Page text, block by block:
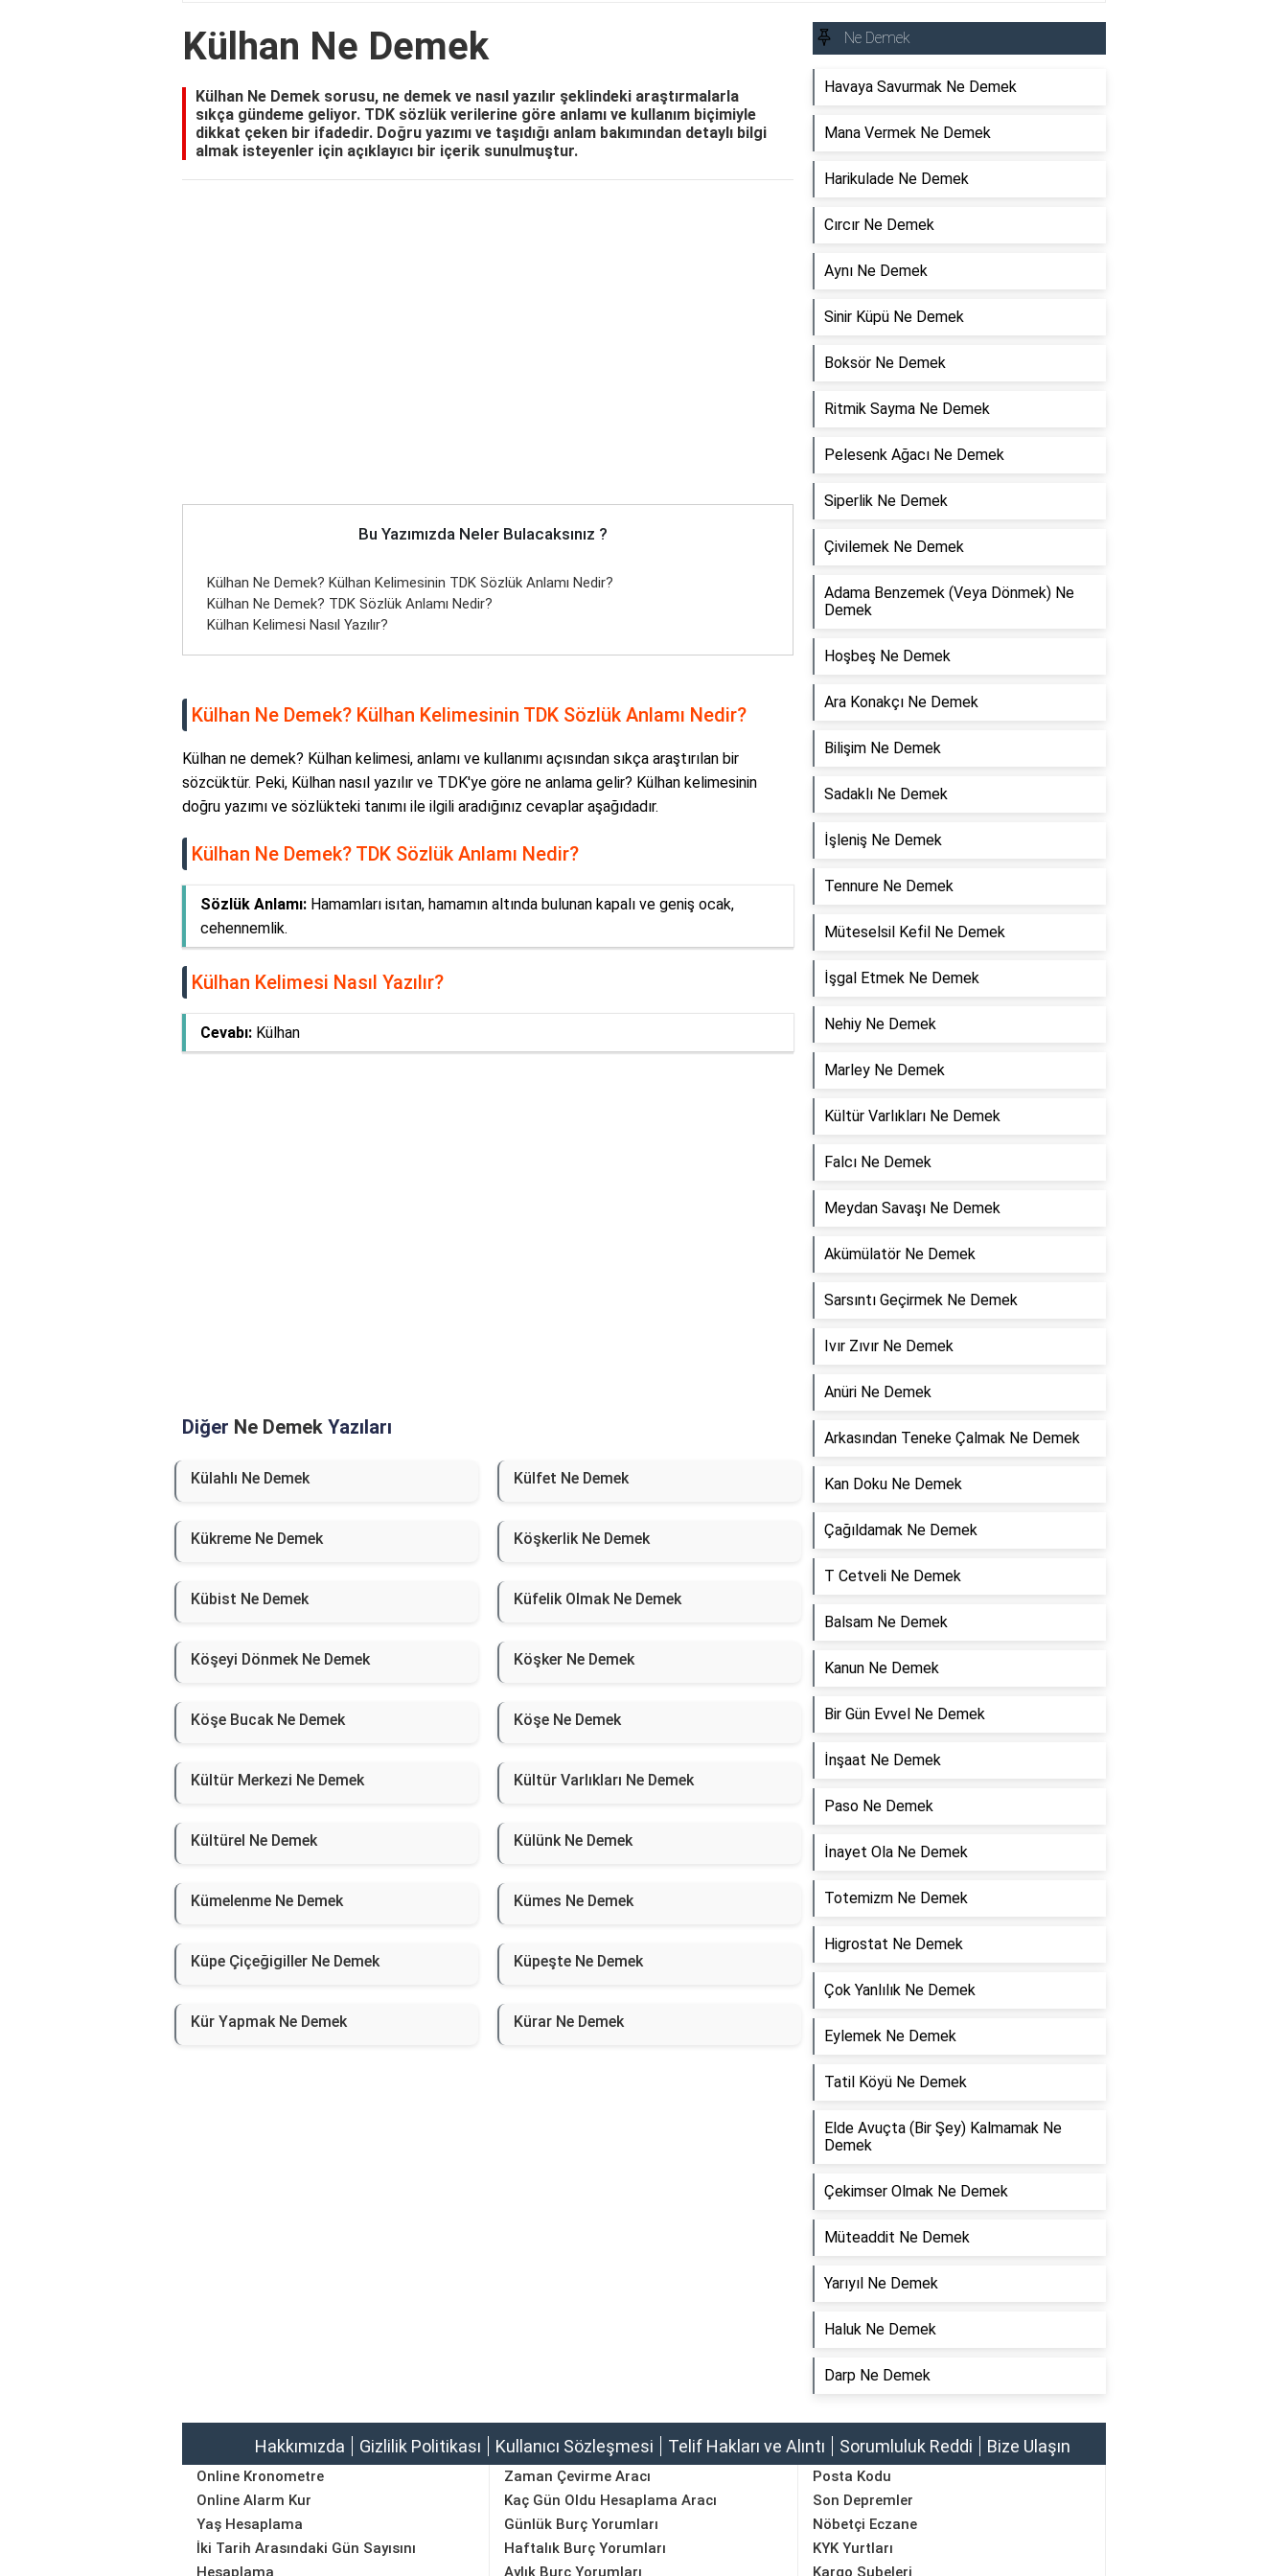
Külhan Ne Demek
Külhan Ne Demek sorusu, ne demek ve nasıl yazılır şeklindeki araştırmalarla
sıkça gündeme geliyor. TDK sözlük verilerine göre anlamı ve kullanım biçimiyle
dikkat çeken bir ifadedir. Doğru yazımı ve taşıdığı anlam bakımından detaylı bilgi
almak isteyenler için açıklayıcı bir içerik sunulmuştur.
Bu Yazımızda Neler Bulacaksınız ?
Külhan Ne Demek? Külhan Kelimesinin TDK Sözlük Anlamı Nedir?
Külhan Ne Demek? TDK Sözlük Anlamı Nedir?
Külhan Kelimesi Nasıl Yazılır?
Külhan Ne Demek? Külhan Kelimesinin TDK Sözlük Anlamı Nedir?
Külhan ne demek? Külhan kelimesi, anlamı ve kullanımı açısından sıkça araştırılan bir
sözcüktür. Peki, Külhan nasıl yazılır ve TDK'ye göre ne anlama gelir? Külhan kelimesinin
doğru yazımı ve sözlükteki tanımı ile ilgili aradığınız cevaplar aşağıdadır.
Külhan Ne Demek? TDK Sözlük Anlamı Nedir?
Sözlük Anlamı: Hamamları isıtan, hamamın altında bulunan kapalı ve geniş ocak,
cehennemlik.
Külhan Kelimesi Nasıl Yazılır?
Cevabı: Külhan
Diğer Ne Demek Yazıları
Külahlı Ne Demek Külfet Ne Demek
Kükreme Ne Demek Köşkerlik Ne Demek
Kübist Ne Demek Küfelik Olmak Ne Demek
Köşeyi Dönmek Ne Demek Köşker Ne Demek
Köşe Bucak Ne Demek Köşe Ne Demek
Kültür Merkezi Ne Demek Kültür Varlıkları Ne Demek
Kültürel Ne Demek Külünk Ne Demek
Kümelenme Ne Demek Kümes Ne Demek
Küpe Çiçeğigiller Ne Demek Küpeşte Ne Demek
Kür Yapmak Ne Demek Kürar Ne Demek
Ne Demek
Havaya Savurmak Ne Demek
Mana Vermek Ne Demek
Harikulade Ne Demek
Cırcır Ne Demek
Aynı Ne Demek
Sinir Küpü Ne Demek
Boksör Ne Demek
Ritmik Sayma Ne Demek
Pelesenk Ağacı Ne Demek
Siperlik Ne Demek
Çivilemek Ne Demek
Adama Benzemek (Veya Dönmek) Ne
Demek
Hoşbeş Ne Demek
Ara Konakçı Ne Demek
Bilişim Ne Demek
Sadaklı Ne Demek
İşleniş Ne Demek
Tennure Ne Demek
Müteselsil Kefil Ne Demek
İşgal Etmek Ne Demek
Nehiy Ne Demek
Marley Ne Demek
Kültür Varlıkları Ne Demek
Falcı Ne Demek
Meydan Savaşı Ne Demek
Akümülatör Ne Demek
Sarsıntı Geçirmek Ne Demek
Ivır Zıvır Ne Demek
Anüri Ne Demek
Arkasından Teneke Çalmak Ne Demek
Kan Doku Ne Demek
Çağıldamak Ne Demek
T Cetveli Ne Demek
Balsam Ne Demek
Kanun Ne Demek
Bir Gün Evvel Ne Demek
İnşaat Ne Demek
Paso Ne Demek
İnayet Ola Ne Demek
Totemizm Ne Demek
Higrostat Ne Demek
Çok Yanlılık Ne Demek
Eylemek Ne Demek
Tatil Köyü Ne Demek
Elde Avuçta (Bir Şey) Kalmamak Ne
Demek
Çekimser Olmak Ne Demek
Müteaddit Ne Demek
Yarıyıl Ne Demek
Haluk Ne Demek
Darp Ne Demek
Hakkımızda Gizlilik Politikası Kullanıcı Sözleşmesi Telif Hakları ve Alıntı Sorumluluk Reddi Bize Ulaşın
Online Kronometre
Online Alarm Kur
Yaş Hesaplama
İki Tarih Arasındaki Gün Sayısını
Hesaplama
Zaman Çevirme Aracı
Kaç Gün Oldu Hesaplama Aracı
Günlük Burç Yorumları
Haftalık Burç Yorumları
Aylık Burç Yorumları
Posta Kodu
Son Depremler
Nöbetçi Eczane
KYK Yurtları
Kargo Şubeleri